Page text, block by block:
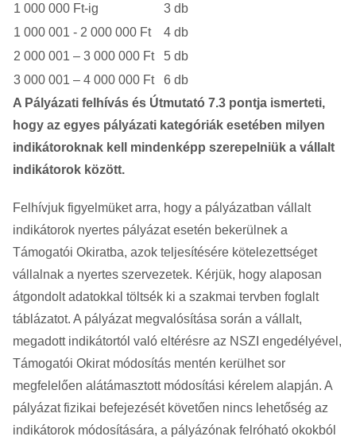
1 000 000 Ft-ig
3 db
1 000 001 ­- 2 000 000 Ft
4 db
2 000 001 – 3 000 000 Ft
5 db
3 000 001 – 4 000 000 Ft
6 db
A Pályázati felhívás és Útmutató 7.3 pontja ismerteti,
hogy az egyes pályázati kategóriák esetében milyen
indikátoroknak kell mindenképp szerepelniük a vállalt
indikátorok között.
Felhívjuk figyelmüket arra, hogy a pályázatban vállalt
indikátorok nyertes pályázat esetén bekerülnek a
Támogatói Okiratba, azok teljesítésére kötelezettséget
vállalnak a nyertes szervezetek. Kérjük, hogy alaposan
átgondolt adatokkal töltsék ki a szakmai tervben foglalt
táblázatot. A pályázat megvalósítása során a vállalt,
megadott indikátortól való eltérésre az NSZI engedélyével,
Támogatói Okirat módosítás mentén kerülhet sor
megfelelően alátámasztott módosítási kérelem alapján. A
pályázat fizikai befejezését követően nincs lehetőség az
indikátorok módosítására, a pályázónak felróható okokból